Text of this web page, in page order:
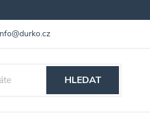
zboží Obchodní podmínky
HLEDAT